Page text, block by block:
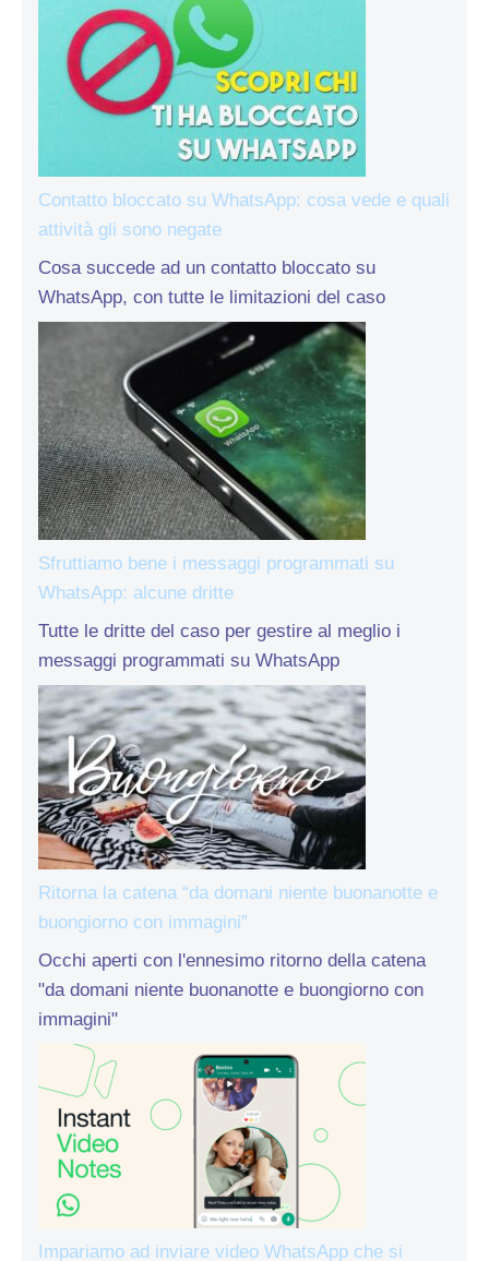
Contatto bloccato su WhatsApp: cosa vede e quali
attività gli sono negate
Cosa succede ad un contatto bloccato su
WhatsApp, con tutte le limitazioni del caso
Sfruttiamo bene i messaggi programmati su
WhatsApp: alcune dritte
Tutte le dritte del caso per gestire al meglio i
messaggi programmati su WhatsApp
Ritorna la catena “da domani niente buonanotte e
buongiorno con immagini”
Occhi aperti con l'ennesimo ritorno della catena
"da domani niente buonanotte e buongiorno con
immagini"
Impariamo ad inviare video WhatsApp che si